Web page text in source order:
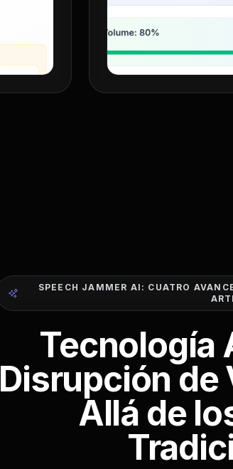
SPEECH JAMMER AI: CUATRO
Tecnología
Disrupción de
Allá de